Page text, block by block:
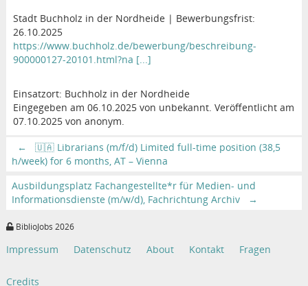
Stadt Buchholz in der Nordheide | Bewerbungsfrist:
26.10.2025
https://www.buchholz.de/bewerbung/beschreibung-
900000127-20101.html?na [...]
Einsatzort: Buchholz in der Nordheide
Eingegeben am 06.10.2025 von unbekannt. Veröffentlicht am
07.10.2025 von anonym.
←
🇺🇦 Librarians (m/f/d) Limited full-time position (38,5
h/week) for 6 months, AT – Vienna
Ausbildungsplatz Fachangestellte*r für Medien- und
Informationsdienste (m/w/d), Fachrichtung Archiv
→
BiblioJobs 2026
Impressum Datenschutz About Kontakt Fragen
Credits